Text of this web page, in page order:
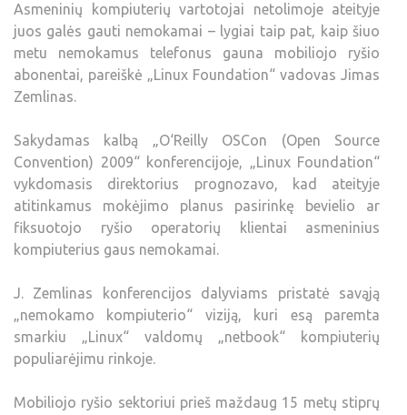
Asmeninių kompiuterių vartotojai netolimoje ateityje
juos galės gauti nemokamai – lygiai taip pat, kaip šiuo
metu nemokamus telefonus gauna mobiliojo ryšio
abonentai, pareiškė „Linux Foundation“ vadovas Jimas
Zemlinas.
Sakydamas kalbą „O‘Reilly OSCon (Open Source
Convention) 2009“ konferencijoje, „Linux Foundation“
vykdomasis direktorius prognozavo, kad ateityje
atitinkamus mokėjimo planus pasirinkę bevielio ar
fiksuotojo ryšio operatorių klientai asmeninius
kompiuterius gaus nemokamai.
J. Zemlinas konferencijos dalyviams pristatė savąją
„nemokamo kompiuterio“ viziją, kuri esą paremta
smarkiu „Linux“ valdomų „netbook“ kompiuterių
populiarėjimu rinkoje.
Mobiliojo ryšio sektoriui prieš maždaug 15 metų stiprų